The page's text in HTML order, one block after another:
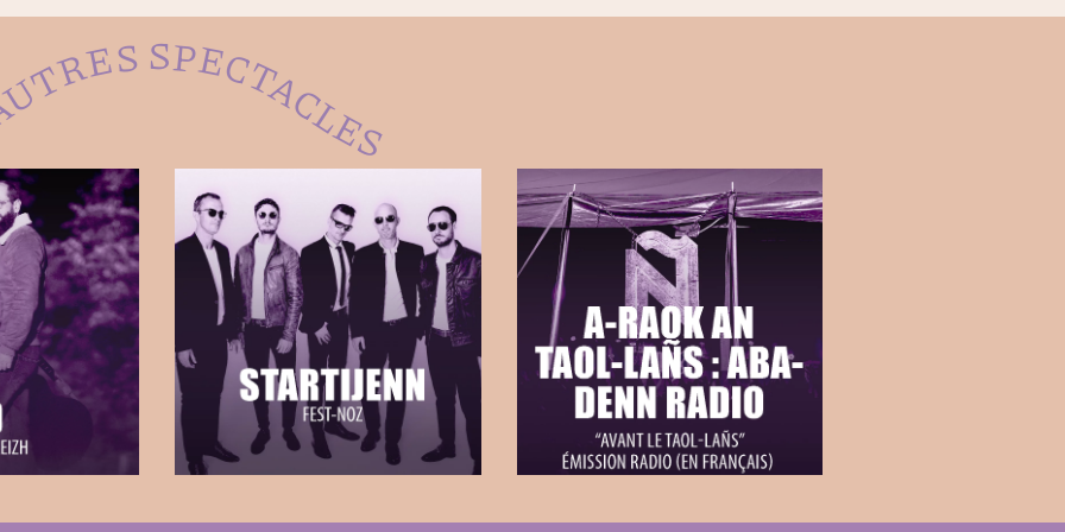
SPECTACLES